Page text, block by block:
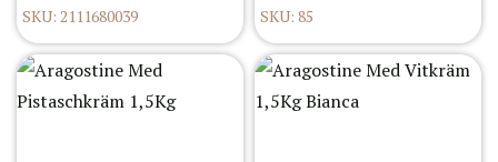
SKU: 2111680039 SKU: 85